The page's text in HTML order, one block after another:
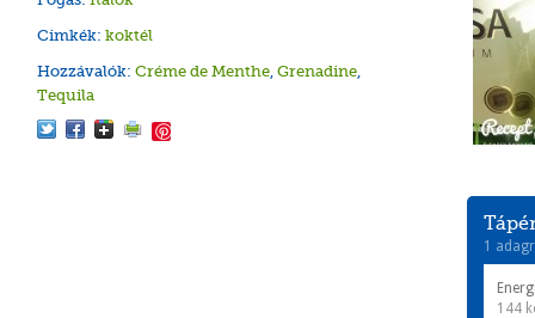
Cimkék: koktél
Hozzávalók: Créme de Menthe, Grenadine,
Tequila
1
144